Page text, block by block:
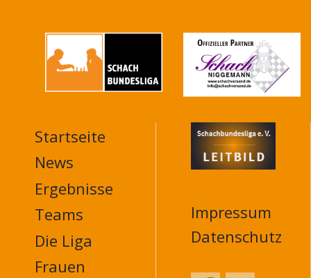
MAIN
NAVIGATION
FOOTER
Startseite
News
Ergebnisse
Teams
Die Liga
Frauen
Impressum
Datenschutz